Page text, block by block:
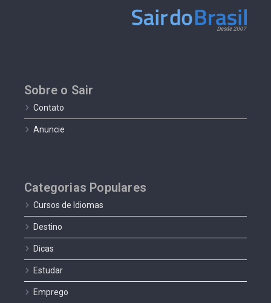
Sobre o Sair
Contato
Anuncie
Categorias Populares
Cursos de Idiomas
Destino
Dicas
Estudar
Emprego